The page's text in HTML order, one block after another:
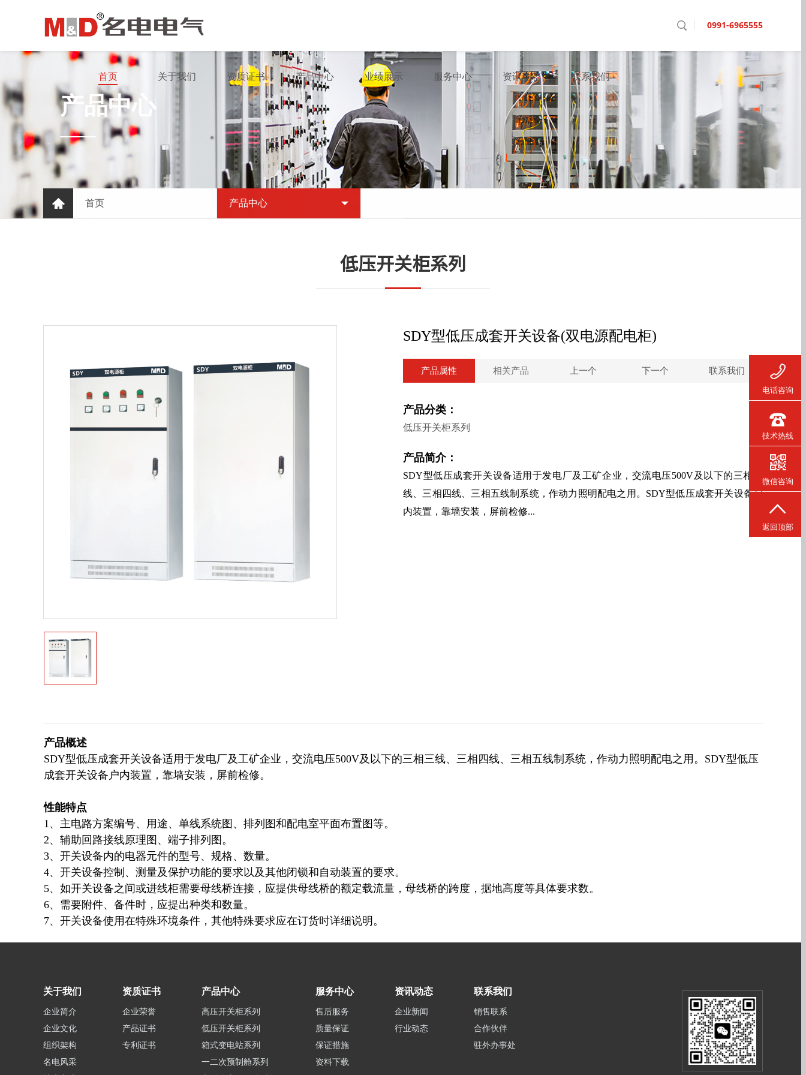
0991-6965555
首页 关于我们 资质证书 产品中心 业绩展示 服务中心 资讯动态 联系我们
产品中心
首页 产品中心
低压开关柜系列
SDY型低压成套开关设备(双电源配电柜)
产品属性 相关产品 上一个 下一个 联系我们
产品分类：
低压开关柜系列
产品简介：
SDY型低压成套开关设备适用于发电厂及工矿企业，交流电压500V及以下的三相三
线、三相四线、三相五线制系统，作动力照明配电之用。SDY型低压成套开关设备户
内装置，靠墙安装，屏前检修...
产品概述
SDY型低压成套开关设备适用于发电厂及工矿企业，交流电压500V及以下的三相三线、三相四线、三相五线制系统，作动力照明配电之用。SDY型低压
成套开关设备户内装置，靠墙安装，屏前检修。
性能特点
1、主电路方案编号、用途、单线系统图、排列图和配电室平面布置图等。
2、辅助回路接线原理图、端子排列图。
3、开关设备内的电器元件的型号、规格、数量。
4、开关设备控制、测量及保护功能的要求以及其他闭锁和自动装置的要求。
5、如开关设备之间或进线柜需要母线桥连接，应提供母线桥的额定载流量，母线桥的跨度，据地高度等具体要求数。
6、需要附件、备件时，应提出种类和数量。
7、开关设备使用在特殊环境条件，其他特殊要求应在订货时详细说明。
关于我们
企业简介
企业文化
组织架构
名电风采
资质证书
企业荣誉
产品证书
专利证书
产品中心
高压开关柜系列
低压开关柜系列
箱式变电站系列
一二次预制舱系列
服务中心
售后服务
质量保证
保证措施
资料下载
资讯动态
企业新闻
行业动态
联系我们
销售联系
合作伙伴
驻外办事处
电话咨询
技术热线
微信咨询
返回顶部